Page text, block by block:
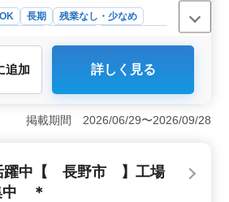
長期
残業なし・少なめ
県長野市に位置する整備工場で
しています。国産車と輸入車の整
整備や部品の交換・取り付け、補
ます。軽自動車からトラックまで
士以上の資格と、自動車整備経験が
です。篠ノ井駅からアクセスが便利
追加 詳しく見る
掲載期間 2026/06/29〜2026/09/28
躍中【 長野市 】工場
中 ＊